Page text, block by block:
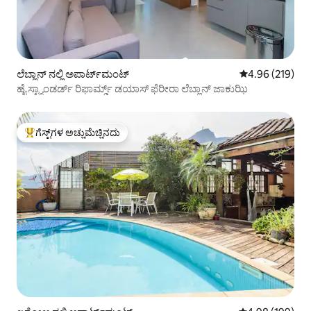
ಲೆಬ್ಲಾನ್ ನಲ್ಲಿ ಅಪಾರ್ಟ್‌ಮಂಟ್ 5 ರಲ್ಲಿ 4.96
4.96 (219)
ಹೈ ಸ್ಟ್ಯಾಂಡರ್ಡ್ ರಿಫಾರ್ಮ್ಡ್ ಡಯಾಸ್ ಫೆರೀರಾ ಲೆಬ್ಲಾನ್ ಜಾಕುಝಿ
ಗೆಸ್ಟ್‌ಗಳಿಗೆ ಅತಿ ಹೆಚ್ಚು ಅಚ್ಚುಮೆಚ್ಚಿನದು
ಗೆಸ್ಟ್‌ಗಳ ಅಚ್ಚುಮೆಚ್ಚಿನದು